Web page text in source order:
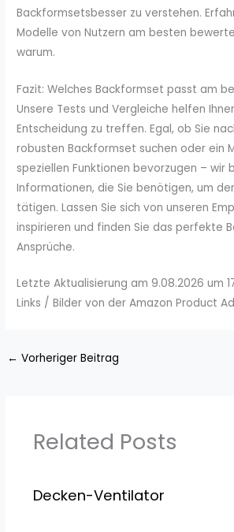
Backformsetsbesser zu verstehen.
Modelle von Nutzern am besten
warum.
Fazit: Welches Backformset passt am
Unsere Tests und Vergleiche helfen
Entscheidung zu treffen. Egal, ob Sie
robusten Backformset suchen oder ein
speziellen Funktionen bevorzugen – wir
Informationen, die Sie benötigen, um
tätigen. Lassen Sie sich von unseren
inspirieren und finden Sie das perfekte
Ansprüche.
Letzte Aktualisierung am 9.08.2026 um
Links / Bilder von der Amazon Product
← Vorheriger Beitrag
Related Posts
Decken-Ventilator